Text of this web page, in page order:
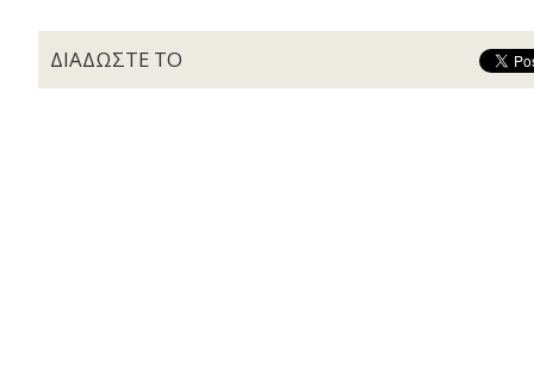
ΔΙΑΔΩΣΤΕ ΤΟ